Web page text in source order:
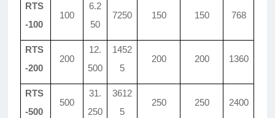
RTS
-100
100
6.2
50
7250 150 150 768
RTS
-200
200
12.
500
1452
5
200 200 1360
RTS
-500
500
31.
250
3612
5
250 250 2400